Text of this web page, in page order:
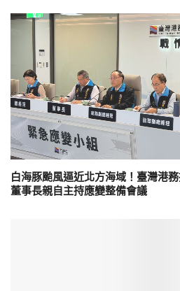
白海豚颱風逼近北方海域！臺灣港
董事長親自主持應變整備會議